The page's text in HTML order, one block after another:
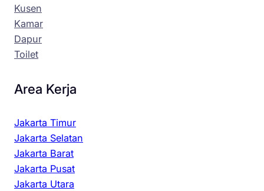
Kusen
Kamar
Dapur
Toilet
Area Kerja
Jakarta Timur
Jakarta Selatan
Jakarta Barat
Jakarta Pusat
Jakarta Utara